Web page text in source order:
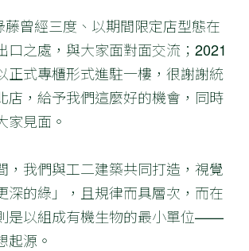
藤曾經三度、以期間限定店型態在
口之處，與大家面對面交流；2021
正式專櫃形式進駐一樓，很謝謝統
店，給予我們這麼好的機會，同時
家見面。
，我們與工二建築共同打造，視覺
深的綠」，且規律而具層次，而在
是以組成有機生物的最小單位——
起源。